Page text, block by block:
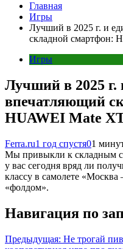
Главная
Игры
Лучший в 2025 г. и
складной смартфон:
Игры
Лучший в 2025 г.
впечатляющий
HUAWEI Mate
Ferra.ru1 год спустя01
Мы привыкли к складным
у вас сегодня вряд ли
классу в самолете
«фолдом».
Навигация по
Предыдущая: Не трогай